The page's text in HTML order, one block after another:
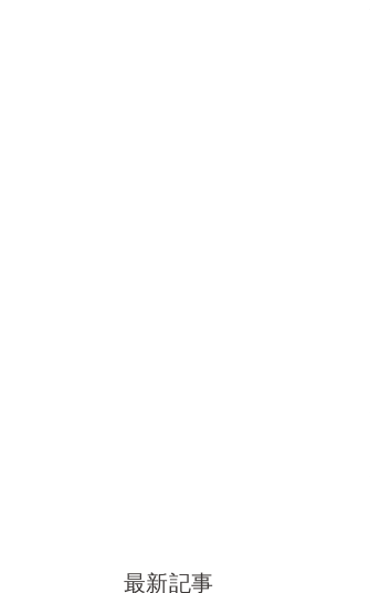
最新記事